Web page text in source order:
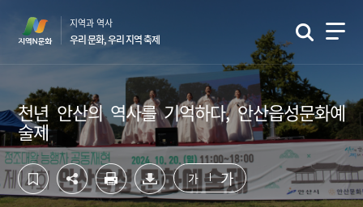
바
로
가
기
로
가
기
지역과 역사
우리 문화, 우리 지역 축제
천년 안산의 역사를 기억하다, 안산읍성문화예
술제
가 가